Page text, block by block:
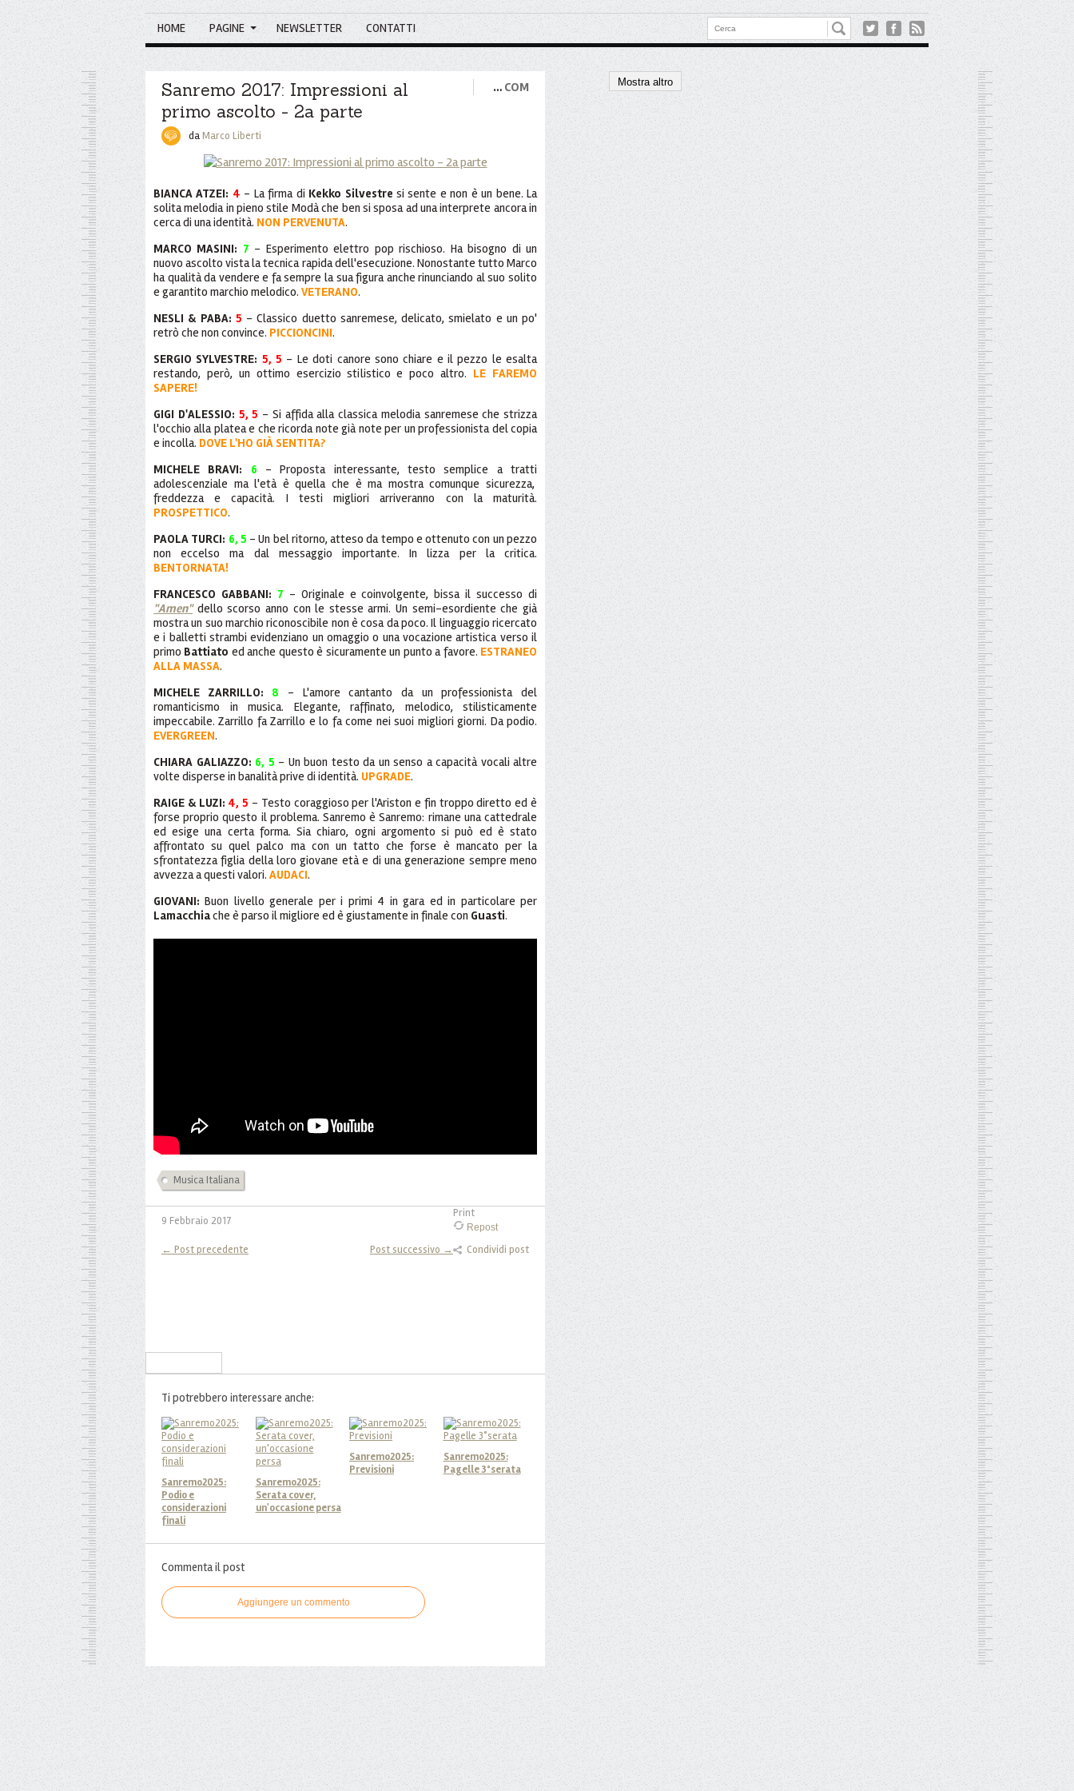
HOME PAGINE NEWSLETTER CONTATTI
Sanremo 2017: Impressioni al
primo ascolto - 2a parte
… COM
daMarco Liberti
BIANCA ATZEI: 4 - La firma di Kekko Silvestre si sente e non è un bene. La
solita melodia in pieno stile Modà che ben si sposa ad una interprete ancora in
cerca di una identità. NON PERVENUTA.
MARCO MASINI: 7 - Esperimento elettro pop rischioso. Ha bisogno di un
nuovo ascolto vista la tecnica rapida dell'esecuzione. Nonostante tutto Marco
ha qualità da vendere e fa sempre la sua figura anche rinunciando al suo solito
e garantito marchio melodico. VETERANO.
NESLI & PABA: 5 - Classico duetto sanremese, delicato, smielato e un po'
retrò che non convince. PICCIONCINI.
SERGIO SYLVESTRE: 5, 5 - Le doti canore sono chiare e il pezzo le esalta
restando, però, un ottimo esercizio stilistico e poco altro. LE FAREMO
SAPERE!
GIGI D'ALESSIO: 5, 5 - Si affida alla classica melodia sanremese che strizza
l'occhio alla platea e che ricorda note già note per un professionista del copia
e incolla. DOVE L'HO GIÀ SENTITA?
MICHELE BRAVI: 6 - Proposta interessante, testo semplice a tratti
adolescenziale ma l'età è quella che è ma mostra comunque sicurezza,
freddezza e capacità. I testi migliori arriveranno con la maturità.
PROSPETTICO.
PAOLA TURCI: 6, 5 - Un bel ritorno, atteso da tempo e ottenuto con un pezzo
non eccelso ma dal messaggio importante. In lizza per la critica.
BENTORNATA!
FRANCESCO GABBANI: 7 - Originale e coinvolgente, bissa il successo di
"Amen"dello scorso anno con le stesse armi. Un semi-esordiente che già
mostra un suo marchio riconoscibile non è cosa da poco. Il linguaggio ricercato
e i balletti strambi evidenziano un omaggio o una vocazione artistica verso il
primo Battiato ed anche questo è sicuramente un punto a favore. ESTRANEO
ALLA MASSA.
MICHELE ZARRILLO: 8 - L'amore cantanto da un professionista del
romanticismo in musica. Elegante, raffinato, melodico, stilisticamente
impeccabile. Zarrillo fa Zarrillo e lo fa come nei suoi migliori giorni. Da podio.
EVERGREEN.
CHIARA GALIAZZO: 6, 5 - Un buon testo da un senso a capacità vocali altre
volte disperse in banalità prive di identità. UPGRADE.
RAIGE & LUZI: 4, 5 - Testo coraggioso per l'Ariston e fin troppo diretto ed è
forse proprio questo il problema. Sanremo è Sanremo: rimane una cattedrale
ed esige una certa forma. Sia chiaro, ogni argomento si può ed è stato
affrontato su quel palco ma con un tatto che forse è mancato per la
sfrontatezza figlia della loro giovane età e di una generazione sempre meno
avvezza a questi valori. AUDACI.
GIOVANI: Buon livello generale per i primi 4 in gara ed in particolare per
Lamacchiache è parso il migliore ed è giustamente in finale con Guasti.
Musica Italiana
9 Febbraio 2017
Print
Repost
Condividi post
← Post precedente Post successivo →
Ti potrebbero interessare anche:
Sanremo2025:
Podio e
considerazioni
finali
Sanremo2025:
Serata cover,
un'occasione persa
Sanremo2025:
Previsioni
Sanremo2025:
Pagelle 3°serata
Commenta il post
Aggiungere un commento
Mostra altro